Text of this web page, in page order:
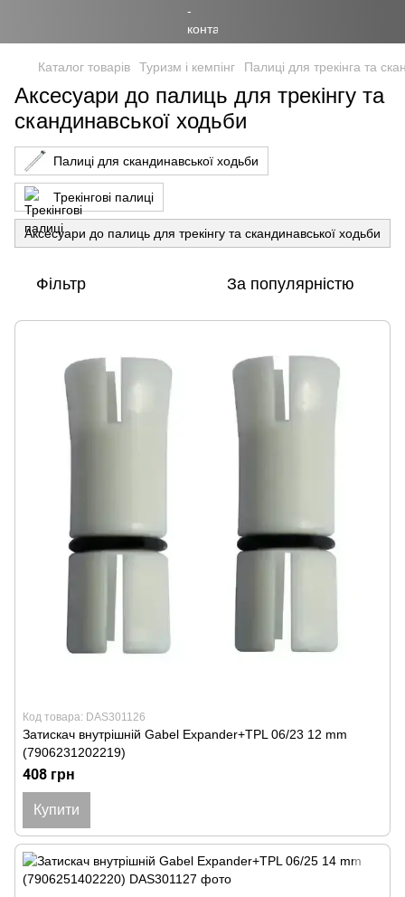
Каталог товарів Туризм і кемпінг Палиці для трекінга та
Аксесуари до палиць для трекінгу та
скандинавської ходьби
Палиці для скандинавської ходьби
Трекінгові палиці
Аксесуари до палиць для трекінгу та скандинавської ходьби
Фільтр За популярністю
Код товара: DAS301126
Затискач внутрішній Gabel Expander+TPL 06/23 12 mm
(7906231202219)
408 грн
Купити